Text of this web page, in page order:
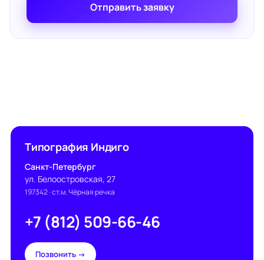
Отправить заявку
Типография Индиго
Санкт-Петербург
ул. Белоостровская, 27
197342· ст.м. Чёрная речка
+7 (812) 509-66-46
Позвонить →